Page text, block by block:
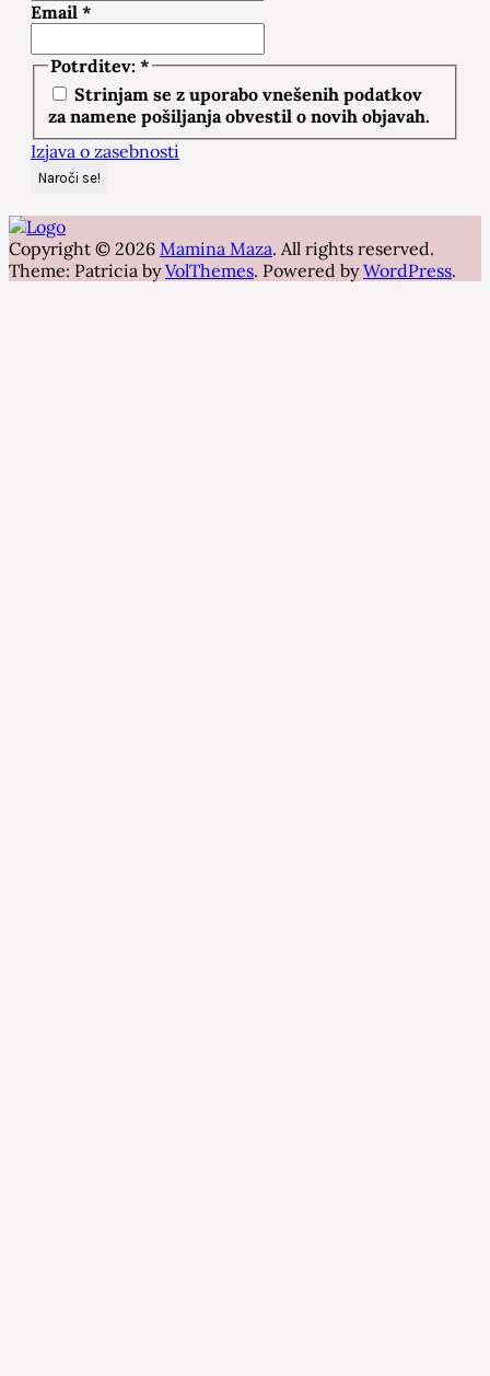
Email *
Potrditev: *
Strinjam se z uporabo vnešenih podatkov
za namene pošiljanja obvestil o novih objavah.
Izjava o zasebnosti
Copyright © 2026 Mamina Maza. All rights reserved.
Theme: Patricia byVolThemes. Powered byWordPress.